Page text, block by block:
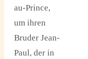
au-Prince,
um ihren
Bruder Jean-
Paul, der in